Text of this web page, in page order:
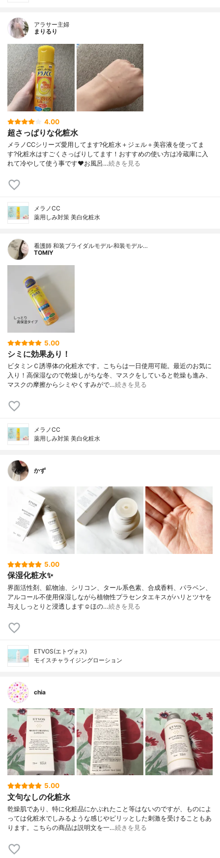
アラサー主婦
まりるり
4.00
超さっぱりな化粧水
メラノCCシリーズ愛用してます?化粧水＋ジェル＋美容液を使ってま
す?化粧水はすごくさっぱりしてます！おすすめの使い方は冷蔵庫に入
れて冷やして使う事です❤️お風呂…続きを見る
メラノCC
薬用しみ対策 美白化粧水
看護師 和装ブライダルモデル·和装モデル…
TOMIY
5.00
シミに効果あり！
ビタミンＣ誘導体の化粧水です。こちらは一日使用可能。最近のお気に
入り！高保湿なので乾燥しがちな冬、マスクをしていると乾燥も進み、
マスクの摩擦からシミやくすみがで…続きを見る
メラノCC
薬用しみ対策 美白化粧水
かず
5.00
保湿化粧水✨
界面活性剤、鉱物油、シリコン、タール系色素、合成香料、パラベン、
アルコール不使用保湿しながら植物性プラセンタエキスがハリとツヤを
与えしっとりと浸透します☺︎ほの…続きを見る
ETVOS(エトヴォス)
モイスチャライジングローション
chia
5.00
文句なしの化粧水
乾燥肌であり、特に化粧品にかぶれたこと等はないのですが、ものによ
っては化粧水でしみるような感じやピリッとした刺激を受けることもあ
ります。こちらの商品は説明文を一…続きを見る